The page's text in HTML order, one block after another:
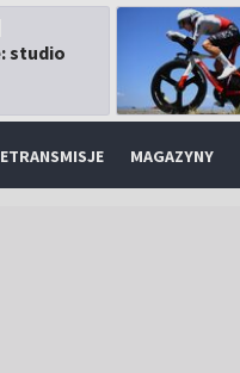
studio
MAGAZYNY